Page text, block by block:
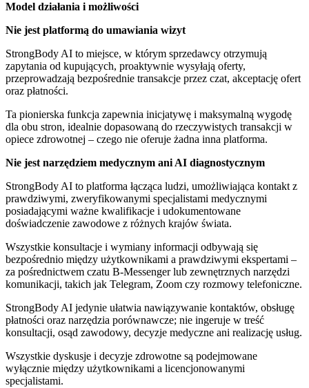
Model działania i możliwości
Nie jest platformą do umawiania wizyt
StrongBody AI to miejsce, w którym sprzedawcy otrzymują
zapytania od kupujących, proaktywnie wysyłają oferty,
przeprowadzają bezpośrednie transakcje przez czat, akceptację ofert
oraz płatności.
Ta pionierska funkcja zapewnia inicjatywę i maksymalną wygodę
dla obu stron, idealnie dopasowaną do rzeczywistych transakcji w
opiece zdrowotnej – czego nie oferuje żadna inna platforma.
Nie jest narzędziem medycznym ani AI diagnostycznym
StrongBody AI to platforma łącząca ludzi, umożliwiająca kontakt z
prawdziwymi, zweryfikowanymi specjalistami medycznymi
posiadającymi ważne kwalifikacje i udokumentowane
doświadczenie zawodowe z różnych krajów świata.
Wszystkie konsultacje i wymiany informacji odbywają się
bezpośrednio między użytkownikami a prawdziwymi ekspertami –
za pośrednictwem czatu B-Messenger lub zewnętrznych narzędzi
komunikacji, takich jak Telegram, Zoom czy rozmowy telefoniczne.
StrongBody AI jedynie ułatwia nawiązywanie kontaktów, obsługę
płatności oraz narzędzia porównawcze; nie ingeruje w treść
konsultacji, osąd zawodowy, decyzje medyczne ani realizację usług.
Wszystkie dyskusje i decyzje zdrowotne są podejmowane
wyłącznie między użytkownikami a licencjonowanymi
specjalistami.